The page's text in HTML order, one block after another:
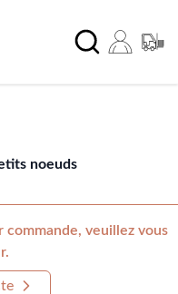
Chercher
noeuds
commande, veuillez vous